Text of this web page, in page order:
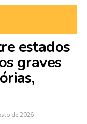
estados
graves
de 2026